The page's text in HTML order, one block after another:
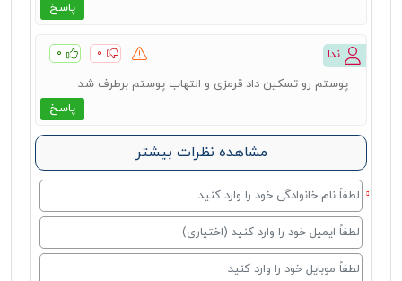
پاسخ
ندا ۰ ۰
پاسخ
پوستم رو تسکین داد قرمزی و التهاب پوستم برطرف شد
مشاهده نظرات بیشتر